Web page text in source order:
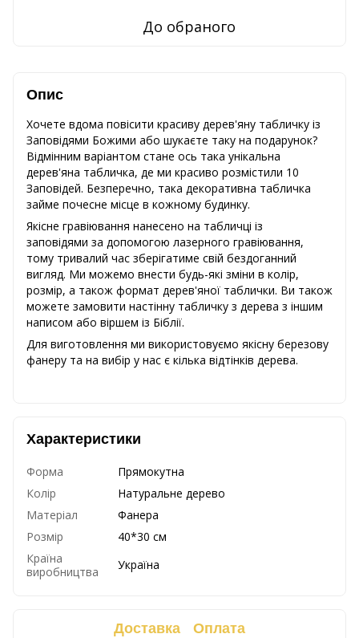
До обраного
Опис
Хочете вдома повісити красиву дерев'яну табличку із
Заповідями Божими або шукаєте таку на подарунок?
Відмінним варіантом стане ось така унікальна
дерев'яна табличка, де ми красиво розмістили 10
Заповідей. Безперечно, така декоративна табличка
займе почесне місце в кожному будинку.
Якісне гравіювання нанесено на табличці із
заповідями за допомогою лазерного гравіювання,
тому тривалий час зберігатиме свій бездоганний
вигляд. Ми можемо внести будь-які зміни в колір,
розмір, а також формат дерев'яної таблички. Ви також
можете замовити настінну табличку з дерева з іншим
написом або віршем із Біблії.
Для виготовлення ми використовуємо якісну березову
фанеру та на вибір у нас є кілька відтінків дерева.
Характеристики
Форма
Прямокутна
Колір
Натуральне дерево
Матеріал
Фанера
Розмір
40*30 см
Країна
виробництва
Україна
Доставка Оплата